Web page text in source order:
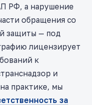
РФ, а нарушение
обращения со
защиты — под
лицензирует
к
и
практике, мы
за